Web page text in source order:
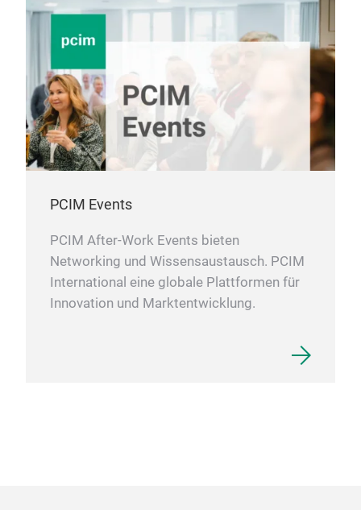
PCIM Events
PCIM After-Work Events bieten
Networking und Wissensaustausch. PCIM
International eine globale Plattformen für
Innovation und Marktentwicklung.